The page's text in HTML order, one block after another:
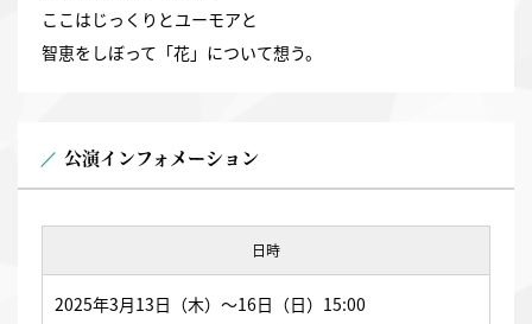
ここはじっくりとユーモアと
智恵をしぼって「花」について想う。
公演インフォメーション
日時
2025年3月13日（木）～16日（日）15:00